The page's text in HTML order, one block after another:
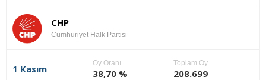
CHP
Cumhuriyet Halk Partisi
1 Kasım
Oy Oranı
38,70 %
Toplam Oy
208.699